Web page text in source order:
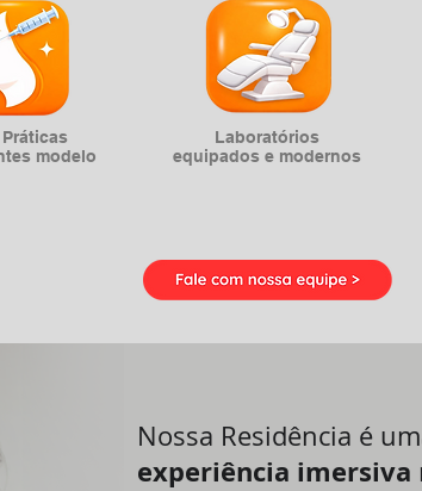
modelo
Laboratórios
equipados e modernos
Nossa Residência é
experiência imersiva